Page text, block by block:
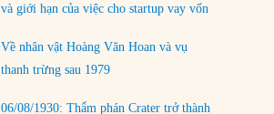
và giới hạn của việc cho startup vay vốn
Về nhân vật Hoàng Văn Hoan và vụ
thanh trừng sau 1979
06/08/1930: Thẩm phán Crater trở thành